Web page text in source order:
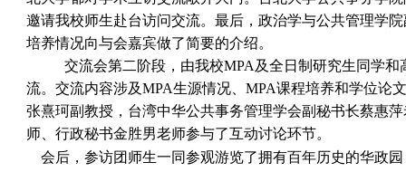
邀请我校师生赴台访问交流。最后，政治学与公共管理学
培养情况向与会嘉宾做了简要的介绍。
交流会第二阶段，由我校MPA 及全日制研究生同学和
流。交流内容涉及MPA生源情况、MPA课程培养和学位论
张熹珂副教授，台湾中华公共事务管理学会副秘书长蔡惠
师、行政秘书金胜男老师参与了互动讨论环节。
会后，参访团师生一同参观游览了拥有百年历史的华政